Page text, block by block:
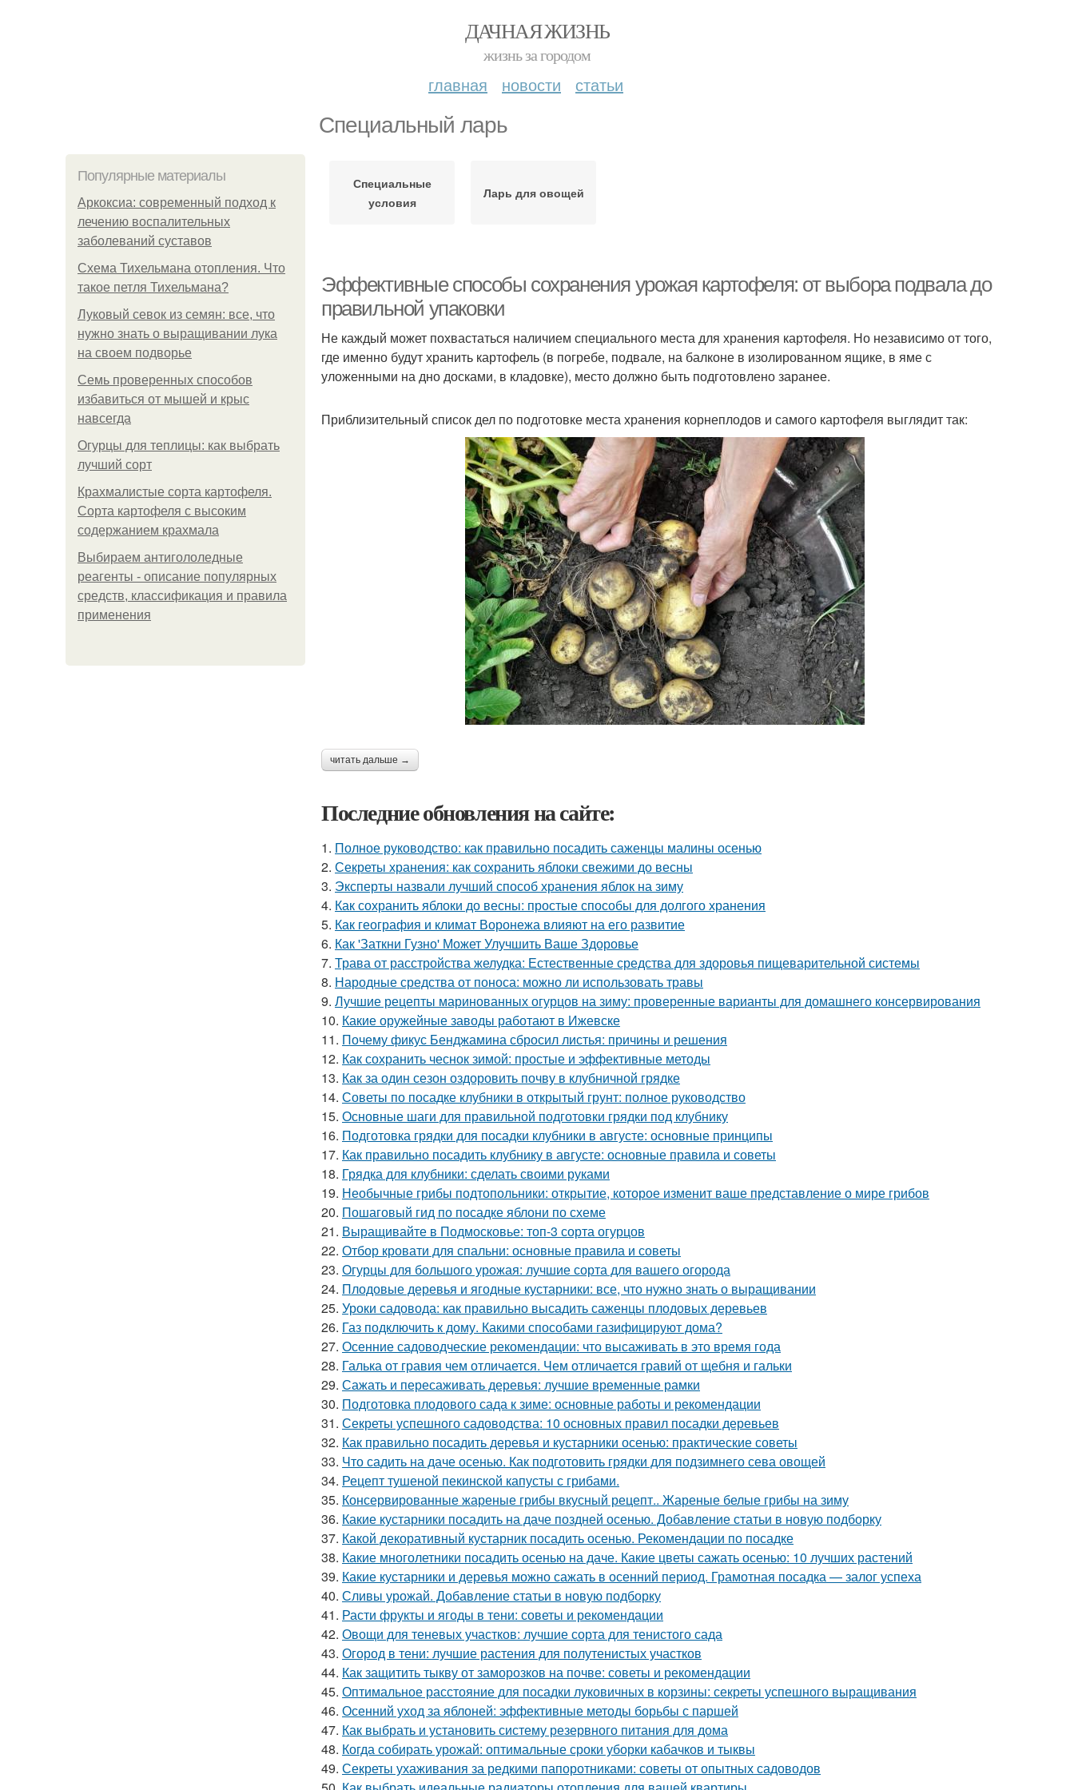
ДАЧНАЯ ЖИЗНЬ
жизнь за городом
главная новости статьи
Специальный ларь
Популярные материалы
Аркоксиа: современный подход к
лечению воспалительных
заболеваний суставов
Схема Тихельмана отопления. Что
такое петля Тихельмана?
Луковый севок из семян: все, что
нужно знать о выращивании лука
на своем подворье
Семь проверенных способов
избавиться от мышей и крыс
навсегда
Огурцы для теплицы: как выбрать
лучший сорт
Крахмалистые сорта картофеля.
Сорта картофеля с высоким
содержанием крахмала
Выбираем антигололедные
реагенты - описание популярных
средств, классификация и правила
применения
Специальные
условия
Ларь для овощей
Эффективные способы сохранения урожая картофеля: от выбора подвала до
правильной упаковки
Не каждый может похвастаться наличием специального места для хранения картофеля. Но независимо от того,
где именно будут хранить картофель (в погребе, подвале, на балконе в изолированном ящике, в яме с
уложенными на дно досками, в кладовке), место должно быть подготовлено заранее.
Приблизительный список дел по подготовке места хранения корнеплодов и самого картофеля выглядит так:
читать дальше →
Последние обновления на сайте:
1. Полное руководство: как правильно посадить саженцы малины осенью
2. Секреты хранения: как сохранить яблоки свежими до весны
3. Эксперты назвали лучший способ хранения яблок на зиму
4. Как сохранить яблоки до весны: простые способы для долгого хранения
5. Как география и климат Воронежа влияют на его развитие
6. Как 'Заткни Гузно' Может Улучшить Ваше Здоровье
7. Трава от расстройства желудка: Естественные средства для здоровья пищеварительной системы
8. Народные средства от поноса: можно ли использовать травы
9. Лучшие рецепты маринованных огурцов на зиму: проверенные варианты для домашнего консервирования
10. Какие оружейные заводы работают в Ижевске
11. Почему фикус Бенджамина сбросил листья: причины и решения
12. Как сохранить чеснок зимой: простые и эффективные методы
13. Как за один сезон оздоровить почву в клубничной грядке
14. Советы по посадке клубники в открытый грунт: полное руководство
15. Основные шаги для правильной подготовки грядки под клубнику
16. Подготовка грядки для посадки клубники в августе: основные принципы
17. Как правильно посадить клубнику в августе: основные правила и советы
18. Грядка для клубники: сделать своими руками
19. Необычные грибы подтопольники: открытие, которое изменит ваше представление о мире грибов
20. Пошаговый гид по посадке яблони по схеме
21. Выращивайте в Подмосковье: топ-3 сорта огурцов
22. Отбор кровати для спальни: основные правила и советы
23. Огурцы для большого урожая: лучшие сорта для вашего огорода
24. Плодовые деревья и ягодные кустарники: все, что нужно знать о выращивании
25. Уроки садовода: как правильно высадить саженцы плодовых деревьев
26. Газ подключить к дому. Какими способами газифицируют дома?
27. Осенние садоводческие рекомендации: что высаживать в это время года
28. Галька от гравия чем отличается. Чем отличается гравий от щебня и гальки
29. Сажать и пересаживать деревья: лучшие временные рамки
30. Подготовка плодового сада к зиме: основные работы и рекомендации
31. Секреты успешного садоводства: 10 основных правил посадки деревьев
32. Как правильно посадить деревья и кустарники осенью: практические советы
33. Что садить на даче осенью. Как подготовить грядки для подзимнего сева овощей
34. Рецепт тушеной пекинской капусты с грибами.
35. Консервированные жареные грибы вкусный рецепт.. Жареные белые грибы на зиму
36. Какие кустарники посадить на даче поздней осенью. Добавление статьи в новую подборку
37. Какой декоративный кустарник посадить осенью. Рекомендации по посадке
38. Какие многолетники посадить осенью на даче. Какие цветы сажать осенью: 10 лучших растений
39. Какие кустарники и деревья можно сажать в осенний период. Грамотная посадка — залог успеха
40. Сливы урожай. Добавление статьи в новую подборку
41. Расти фрукты и ягоды в тени: советы и рекомендации
42. Овощи для теневых участков: лучшие сорта для тенистого сада
43. Огород в тени: лучшие растения для полутенистых участков
44. Как защитить тыкву от заморозков на почве: советы и рекомендации
45. Оптимальное расстояние для посадки луковичных в корзины: секреты успешного выращивания
46. Осенний уход за яблоней: эффективные методы борьбы с паршей
47. Как выбрать и установить систему резервного питания для дома
48. Когда собирать урожай: оптимальные сроки уборки кабачков и тыквы
49. Секреты ухаживания за редкими папоротниками: советы от опытных садоводов